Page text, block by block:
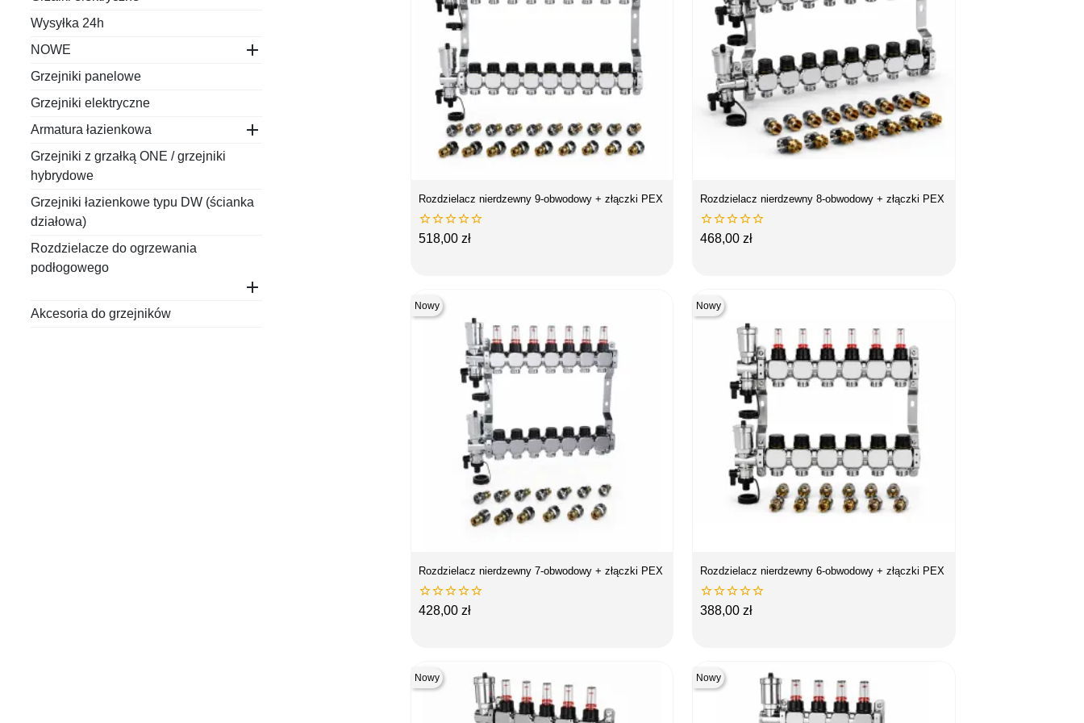
Wysyłka 24h
NOWE

Grzejniki panelowe
Grzejniki elektryczne
Armatura łazienkowa

Grzejniki z grzałką ONE / grzejniki
hybrydowe
Grzejniki łazienkowe typu DW (ścianka
działowa)
Rozdzielacze do ogrzewania
podłogowego

Akcesoria do grzejników
Rozdzielacz nierdzewny 9-obwodowy + złączki PEX

Cena
518,00 zł
Rozdzielacz nierdzewny 8-obwodowy + złączki PEX

Cena
468,00 zł
Rozdzielacz nierdzewny 7-obwodowy + złączki PEX

Cena
428,00 zł
Nowy
Rozdzielacz nierdzewny 6-obwodowy + złączki PEX

Cena
388,00 zł
Nowy
Nowy Nowy